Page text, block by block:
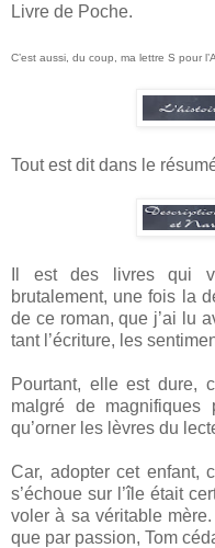
Livre de Poche.
C’est aussi, du coup, ma lettre S pour
Tout est dit dans le
Il est des livres qui
brutalement, une fois la
de ce roman, que j’ai lu
tant l’écriture, les
Pourtant, elle est dure,
malgré de
qu’orner les lèvres du
Car, adopter cet enfant,
s’échoue sur l’île était
voler à sa véritable
que par passion, Tom